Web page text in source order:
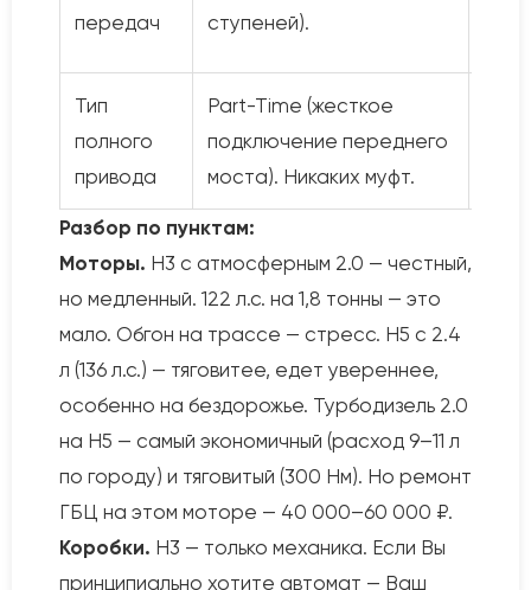
передач
ступеней).
Тип
полного
привода
Part-Time (жесткое
подключение переднего
моста). Никаких муфт.
Разбор по пунктам:
Моторы. H3 с атмосферным 2.0 — честный,
но медленный. 122 л.с. на 1,8 тонны — это
мало. Обгон на трассе — стресс. H5 с 2.4
л (136 л.с.) — тяговитее, едет увереннее,
особенно на бездорожье. Турбодизель 2.0
на H5 — самый экономичный (расход 9–11 л
по городу) и тяговитый (300 Нм). Но ремонт
ГБЦ на этом моторе — 40 000–60 000 ₽.
Коробки. H3 — только механика. Если Вы
принципиально хотите автомат — Ваш